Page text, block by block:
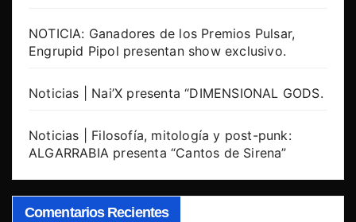
NOTICIA: Ganadores de los Premios Pulsar,
Engrupid Pipol presentan show exclusivo.
Noticias | Nai’X presenta “DIMENSIONAL GODS.
Noticias | Filosofía, mitología y post-punk:
ALGARRABIA presenta “Cantos de Sirena”
Comentarios Recientes